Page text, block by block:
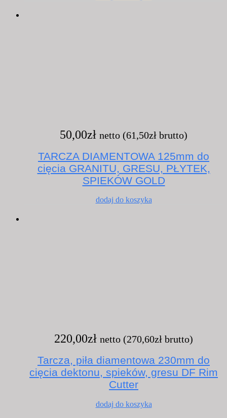
50,00zł netto (61,50zł brutto)
TARCZA DIAMENTOWA 125mm do
cięcia GRANITU, GRESU, PŁYTEK,
SPIEKÓW GOLD
dodaj do koszyka
220,00zł netto (270,60zł brutto)
Tarcza, piła diamentowa 230mm do
cięcia dektonu, spieków, gresu DF Rim
Cutter
dodaj do koszyka